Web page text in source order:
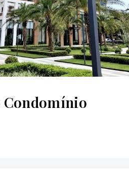
Condomínio